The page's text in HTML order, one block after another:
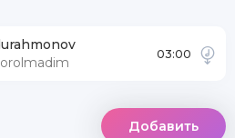
03:00
Добавить